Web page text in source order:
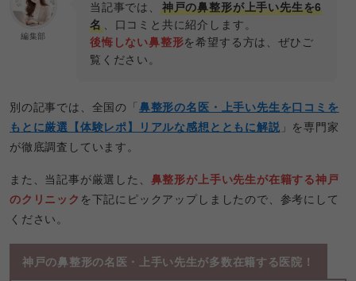
編集部
当記事では、
神戸の鼻整形が上手い先生を6
名、口コミと共に紹介します。
後悔しない鼻整形を希望する方は、ぜひご
覧ください。
別の記事では、全国の「 鼻整形の名医・上手い先生を口コミを
もとに厳選【体験レポ】リアルな感想とともに解説 」を専門家
が徹底調査しています。
また、当記事が厳選した、 鼻整形が上手い先生が在籍する神戸
のクリニック を下記にピックアップしましたので、参考にして
ください。
神戸の鼻整形の名医・上手い先生が多数在籍する医院！